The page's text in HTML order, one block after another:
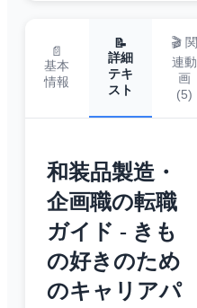
📄
基本
情報
📝
詳細
テキ
スト
🎬 関
連動
画
(5)
和装品製造・
企画職の転職
ガイド - きも
の好きのため
のキャリアパ